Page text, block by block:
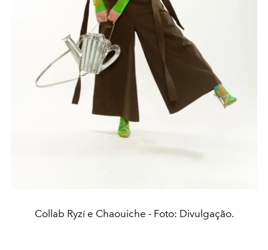
Collab Ryzí e Chaouiche - Foto: Divulgação.